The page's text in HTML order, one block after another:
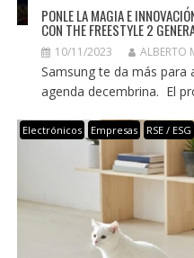
PONLE LA MAGIA E
CON THE FREESTYLE 2
10/11/2023 ALBERTO
Samsung te da más
agenda decembrina. El
Electrónicos Empresas RSE / ESG